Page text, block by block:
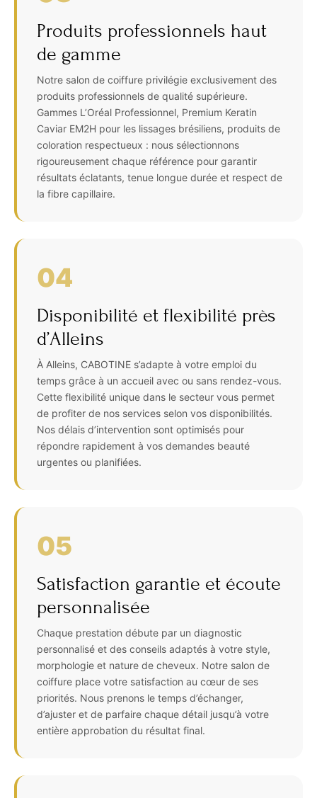
Produits professionnels haut
de gamme
Notre salon de coiffure privilégie exclusivement des
produits professionnels de qualité supérieure.
Gammes L’Oréal Professionnel, Premium Keratin
Caviar EM2H pour les lissages brésiliens, produits de
coloration respectueux : nous sélectionnons
rigoureusement chaque référence pour garantir
résultats éclatants, tenue longue durée et respect de
la fibre capillaire.
04
Disponibilité et flexibilité près
d’Alleins
À Alleins, CABOTINE s’adapte à votre emploi du
temps grâce à un accueil avec ou sans rendez-vous.
Cette flexibilité unique dans le secteur vous permet
de profiter de nos services selon vos disponibilités.
Nos délais d’intervention sont optimisés pour
répondre rapidement à vos demandes beauté
urgentes ou planifiées.
05
Satisfaction garantie et écoute
personnalisée
Chaque prestation débute par un diagnostic
personnalisé et des conseils adaptés à votre style,
morphologie et nature de cheveux. Notre salon de
coiffure place votre satisfaction au cœur de ses
priorités. Nous prenons le temps d’échanger,
d’ajuster et de parfaire chaque détail jusqu’à votre
entière approbation du résultat final.